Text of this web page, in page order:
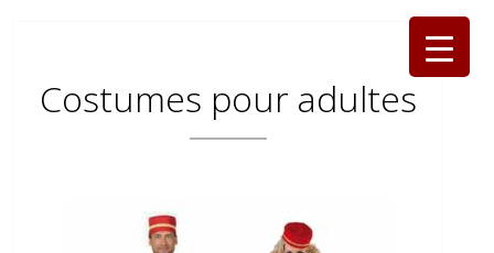
Costumes pour adultes